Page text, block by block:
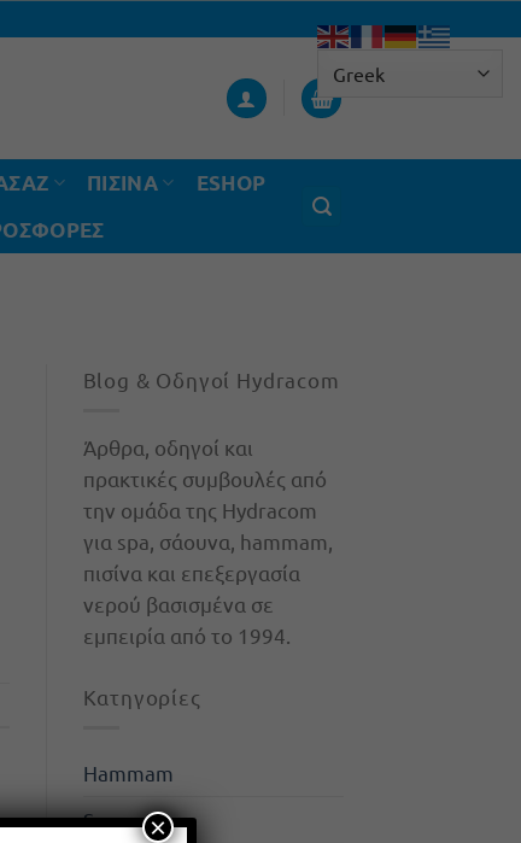
ΠΙΣΙΝΑ
ESHOP
Blog & Οδηγοί Hydracom
Άρθρα, οδηγοί και
πρακτικές συμβουλές από
την ομάδα της Hydracom
για spa, σάουνα, hammam,
πισίνα και επεξεργασία
νερού βασισμένα σε
εμπειρία από το 1994.
Kατηγορίες
Hammam
Spa
×